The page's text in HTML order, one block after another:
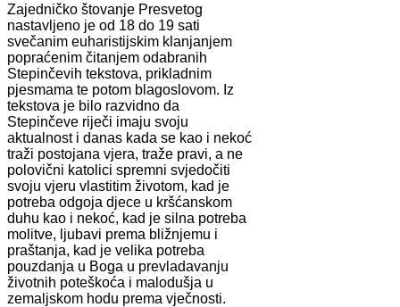
Zajedničko štovanje Presvetog
nastavljeno je od 18 do 19 sati
svečanim euharistijskim klanjanjem
popraćenim čitanjem odabranih
Stepinčevih tekstova, prikladnim
pjesmama te potom blagoslovom. Iz
tekstova je bilo razvidno da
Stepinčeve riječi imaju svoju
aktualnost i danas kada se kao i nekoć
traži postojana vjera, traže pravi, a ne
polovični katolici spremni svjedočiti
svoju vjeru vlastitim životom, kad je
potreba odgoja djece u kršćanskom
duhu kao i nekoć, kad je silna potreba
molitve, ljubavi prema bližnjemu i
praštanja, kad je velika potreba
pouzdanja u Boga u prevladavanju
životnih poteškoća i malodušja u
zemaljskom hodu prema vječnosti.